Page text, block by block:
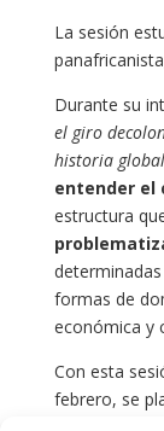
La sesión
Durante su
el giro
historia global
entender el
estructura
formas de
económica y
Con esta
febrero, se